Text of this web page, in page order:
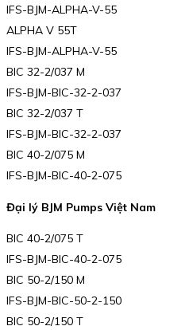
IFS-BJM-ALPHA-V-55
ALPHA V 55T
IFS-BJM-ALPHA-V-55
BIC 32-2/037 M
IFS-BJM-BIC-32-2-037
BIC 32-2/037 T
IFS-BJM-BIC-32-2-037
BIC 40-2/075 M
IFS-BJM-BIC-40-2-075
Đại lý BJM Pumps Việt Nam
BIC 40-2/075 T
IFS-BJM-BIC-40-2-075
BIC 50-2/150 M
IFS-BJM-BIC-50-2-150
BIC 50-2/150 T